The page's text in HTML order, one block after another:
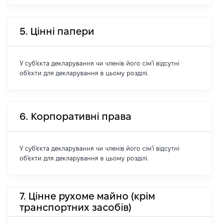
5. Цінні папери
У суб'єкта декларування чи членів його сім'ї відсутні
об'єкти для декларування в цьому розділі.
6. Корпоративні права
У суб'єкта декларування чи членів його сім'ї відсутні
об'єкти для декларування в цьому розділі.
7. Цінне рухоме майно (крім
транспортних засобів)